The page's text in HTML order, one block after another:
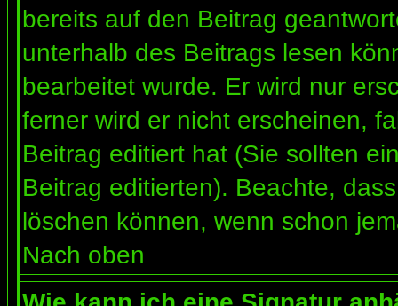
bereits auf den Beitrag
unterhalb des Beitrags lesen
bearbeitet wurde. Er wird nur
ferner wird er nicht erscheinen,
Beitrag editiert hat (Sie sollten
Beitrag editierten). Beachte,
löschen können, wenn schon
Nach oben